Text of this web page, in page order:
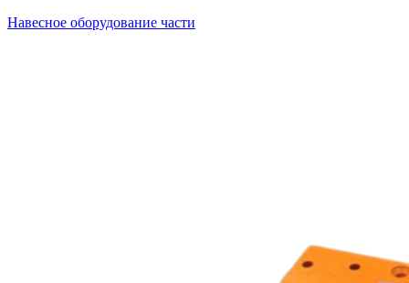
Навесное оборудование части